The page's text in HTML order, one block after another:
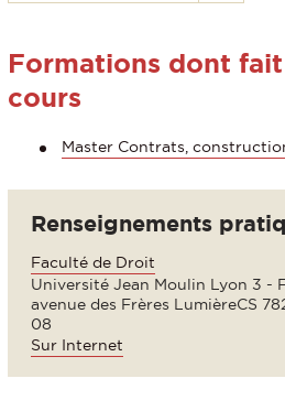
Formations dont
cours
Master Contrats,
Renseignements
Faculté de Droit
Université Jean Moulin Lyon 3 -
avenue des Frères LumièreCS
08
Sur Internet